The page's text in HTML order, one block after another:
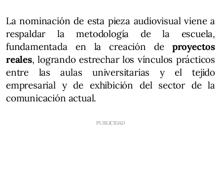
La nominación de esta pieza audiovisual viene a
respaldar la metodología de la escuela,
fundamentada en la creación de proyectos
reales, logrando estrechar los vínculos prácticos
entre las aulas universitarias y el tejido
empresarial y de exhibición del sector de la
comunicación actual.